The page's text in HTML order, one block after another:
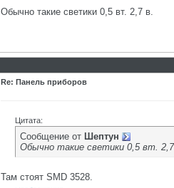
Обычно такие светики 0,5 вт. 2,7 в.
Re: Панель приборов
Цитата:
Сообщение от Шептун
Обычно такие светики 0,5 вт.
Там стоят SMD 3528.